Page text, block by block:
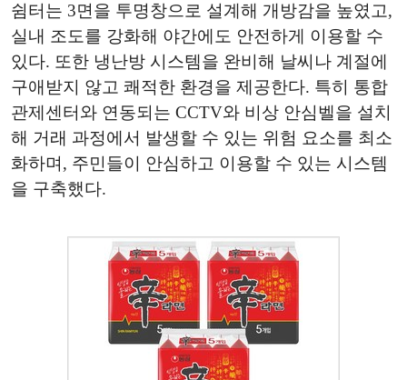
쉼터는 3면을 투명창으로 설계해 개방감을 높였고,
실내 조도를 강화해 야간에도 안전하게 이용할 수
있다. 또한 냉난방 시스템을 완비해 날씨나 계절에
구애받지 않고 쾌적한 환경을 제공한다. 특히 통합
관제센터와 연동되는 CCTV와 비상 안심벨을 설치
해 거래 과정에서 발생할 수 있는 위험 요소를 최소
화하며, 주민들이 안심하고 이용할 수 있는 시스템
을 구축했다.